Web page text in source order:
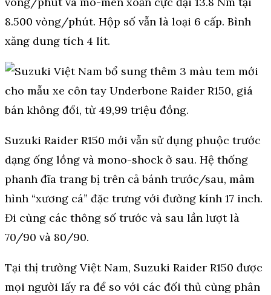
8.500 vòng/phút. Hộp số vẫn là loại 6 cấp. Bình
xăng dung tích 4 lít.
Suzuki Raider R150 mới vẫn sử dụng phuộc trước
dạng ống lồng và mono-shock ở sau. Hệ thống
phanh đĩa trang bị trên cả bánh trước/sau, mâm
hình “xương cá” đặc trưng với đường kính 17 inch.
Đi cùng các thông số trước và sau lần lượt là
70/90 và 80/90.
Tại thị trường Việt Nam, Suzuki Raider R150 được
mọi người lấy ra để so với các đối thủ cùng phân